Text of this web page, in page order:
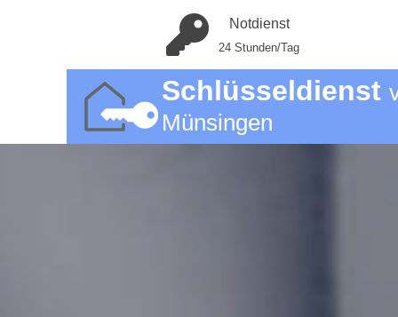
Notdienst
24 Stunden/Tag
Schlüsseldienst
Münsingen